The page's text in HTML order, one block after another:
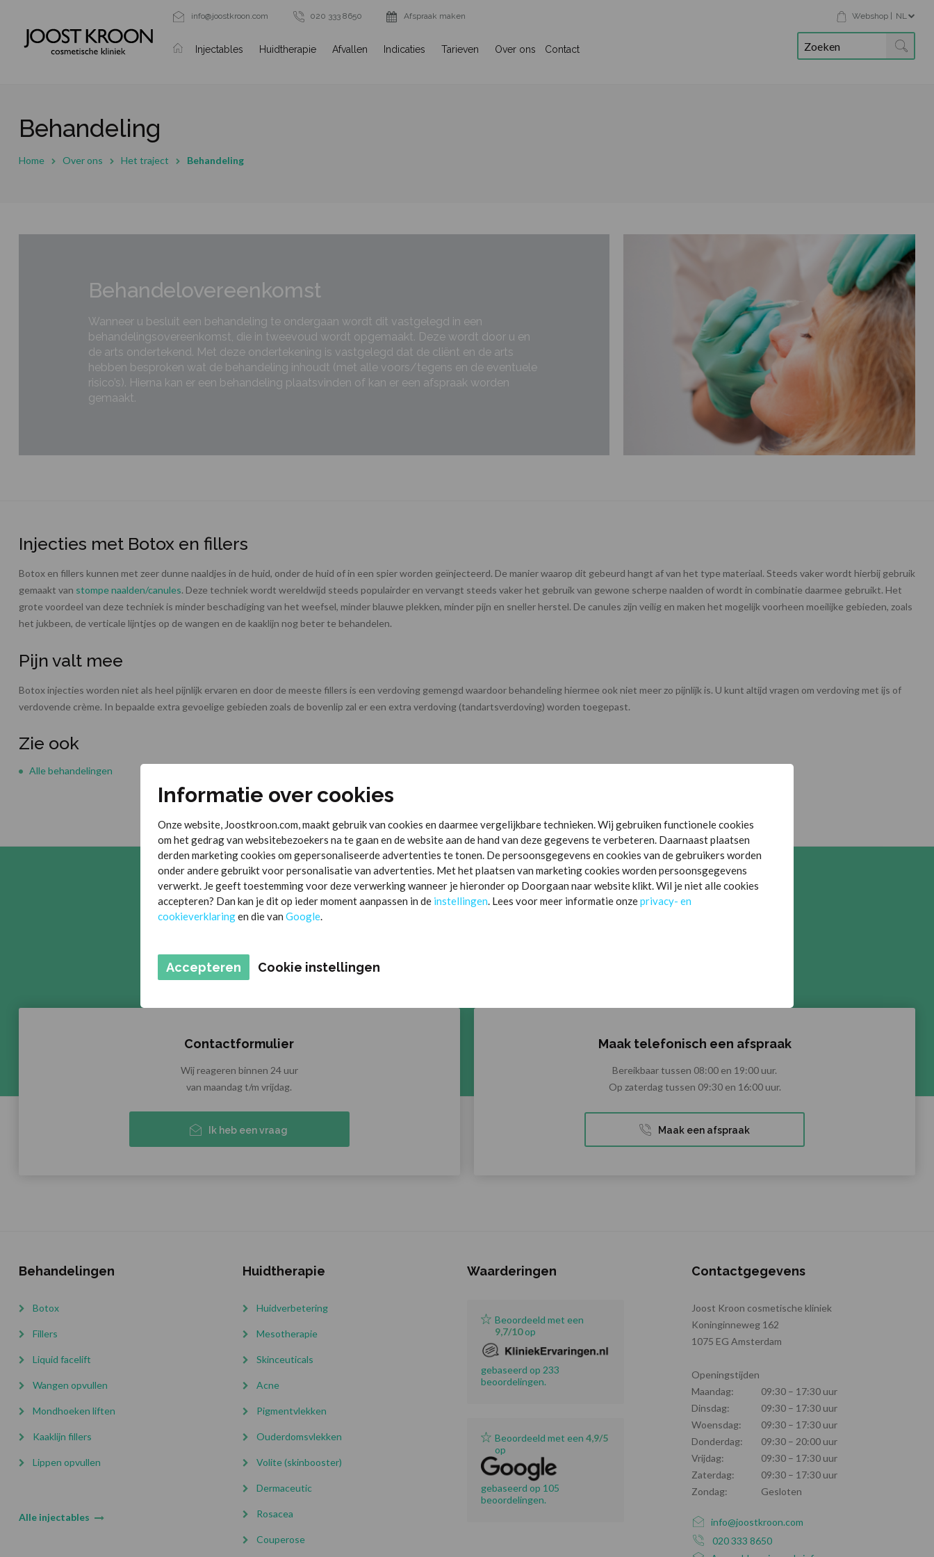
info@joostkroon.com 020 333 8650 Afspraak maken Webshop NL
Injectables Huidtherapie Afvallen Indicaties Tarieven Over ons Contact
Behandeling
Home Over ons Het traject Behandeling
Behandelovereenkomst
Wanneer u besluit een behandeling te ondergaan wordt dit vastgelegd in een
behandelingsovereenkomst, die in tweevoud wordt opgemaakt. Deze wordt door u en
de arts ondertekend. Met deze ondertekening is vastgelegd dat de cliënt en de arts
hebben besproken wat de behandeling inhoudt (met alle voors/tegens en de eventuele
risico’s). Hierna kan er een behandeling plaatsvinden of kan er een afspraak worden
gemaakt.
Injecties met Botox en fillers
Botox en fillers kunnen met zeer dunne naaldjes in de huid, onder de huid of in een spier worden geïnjecteerd. De manier waarop dit gebeurd hangt af van het type materiaal. Steeds vaker wordt hierbij gebruik
gemaakt van stompe naalden/canules. Deze techniek wordt wereldwijd steeds populairder en vervangt steeds vaker het gebruik van gewone scherpe naalden of wordt in combinatie daarmee gebruikt. Het
grote voordeel van deze techniek is minder beschadiging van het weefsel, minder blauwe plekken, minder pijn en sneller herstel. De canules zijn veilig en maken het mogelijk voorheen moeilijke gebieden, zoals
het jukbeen, de verticale lijntjes op de wangen en de kaaklijn nog beter te behandelen.
Pijn valt mee
Botox injecties worden niet als heel pijnlijk ervaren en door de meeste fillers is een verdoving gemengd waardoor behandeling hiermee ook niet meer zo pijnlijk is. U kunt altijd vragen om verdoving met ijs of
verdovende crème. In bepaalde extra gevoelige gebieden zoals de bovenlip zal er een extra verdoving (tandartsverdoving) worden toegepast.
Zie ook
Alle behandelingen
Neem contact op met de
Contactformulier
Wij reageren binnen 24 uur
van maandag t/m vrijdag.
Ik heb een vraag
Maak telefonisch een afspraak
Bereikbaar tussen 08:00 en 19:00 uur.
Op zaterdag tussen 09:30 en 16:00 uur.
Maak een afspraak
Behandelingen
Botox
Fillers
Liquid facelift
Wangen opvullen
Mondhoeken liften
Kaaklijn fillers
Lippen opvullen
Alle injectables
Huidtherapie
Huidverbetering
Mesotherapie
Skinceuticals
Acne
Pigmentvlekken
Ouderdomsvlekken
Volite (skinbooster)
Dermaceutic
Rosacea
Couperose
Waarderingen
Beoordeeld met een
9,7/10op
gebaseerd op 233
beoordelingen.
Beoordeeld met een 4,9/5
op
gebaseerd op 105
beoordelingen.
Contactgegevens
Joost Kroon cosmetische kliniek
Koninginneweg 162
1075 EG Amsterdam
Openingstijden
Maandag:
09:30 – 17:30 uur
Dinsdag:
09:30 – 17:30 uur
Woensdag:
09:30 – 17:30 uur
Donderdag:
09:30 – 20:00 uur
Vrijdag:
09:30 – 17:30 uur
Zaterdag:
09:30 – 17:30 uur
Zondag:
Gesloten
info@joostkroon.com
020 333 8650
Informatie over cookies
Onze website, Joostkroon.com, maakt gebruik van cookies en daarmee vergelijkbare technieken. Wij gebruiken functionele cookies
om het gedrag van websitebezoekers na te gaan en de website aan de hand van deze gegevens te verbeteren. Daarnaast plaatsen
derden marketing cookies om gepersonaliseerde advertenties te tonen. De persoonsgegevens en cookies van de gebruikers worden
onder andere gebruikt voor personalisatie van advertenties. Met het plaatsen van marketing cookies worden persoonsgegevens
verwerkt. Je geeft toestemming voor deze verwerking wanneer je hieronder op Doorgaan naar website klikt. Wil je niet alle cookies
accepteren? Dan kan je dit op ieder moment aanpassen in de instellingen. Lees voor meer informatie onzeprivacy- en
cookieverklaringen die van Google.
Accepteren Cookie instellingen